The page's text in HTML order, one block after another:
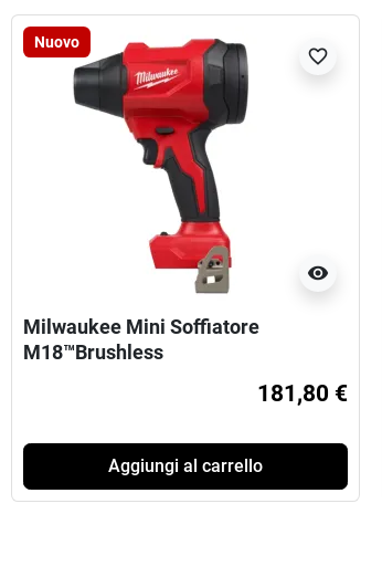
Nuovo
visibility
favorite_border
Milwaukee Mini Soffiatore
M18™Brushless
181,80 €
Aggiungi al carrello